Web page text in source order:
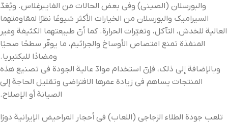
والبورسلان (الصيني) وفي بعض الحالات من الفايبرغلاس. ويُعَدّ
السيراميك والبورسلان من الخيارات الأكثر شيوعًا نظرًا لمقاومتهما
العالية للخدش، التآكل، وتغيّرات الحرارة. كما أنّ طبيعتهما الكثيفة وغير
المنفذة تمنع امتصاص الأوساخ والجراثيم، ما يوفّر سطحًا صحيًا
ومضادًا للبكتيريا.
وبالإضافة إلى ذلك، فإنّ استخدام موادّ عالية الجودة في تصنيع هذه
المنتجات يساهم في زيادة عمرها الافتراضي وتقليل الحاجة إلى
الصيانة أو الإصلاح.
تلعب جودة الطلاء الزجاجي (اللعاب) في أحجار المراحيض الإيرانية دورًا